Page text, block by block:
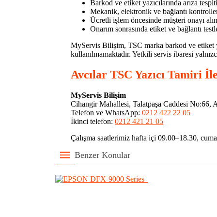
Barkod ve etiket yazıcılarında arıza tespiti
Mekanik, elektronik ve bağlantı
Ücretli işlem öncesinde müşteri onayı
Onarım sonrasında etiket ve bağlantı
MyServis Bilişim, TSC marka barkod ve etiket
kullanılmamaktadır. Yetkili servis ibaresi
Avcılar TSC Yazıcı Tamiri
MyServis Bilişim
Cihangir Mahallesi, Talatpaşa Caddesi No:66,
Telefon ve WhatsApp: 0212 422 22 05
İkinci telefon: 0212 421 21 05
Çalışma saatlerimiz hafta içi 09.00–18.30,
Benzer Konular